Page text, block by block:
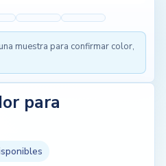
muestra para confirmar color,
para